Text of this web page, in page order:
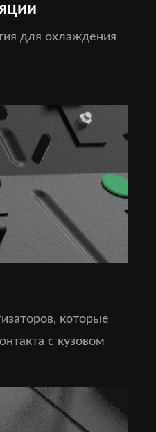
для охлаждения
которые
с кузовом